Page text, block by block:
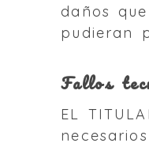
daños
pudieran
Fallos
EL